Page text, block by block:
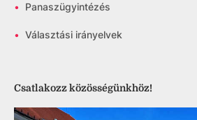
• Panaszügyintézés
• Választási irányelvek
Csatlakozz közösségünkhöz!